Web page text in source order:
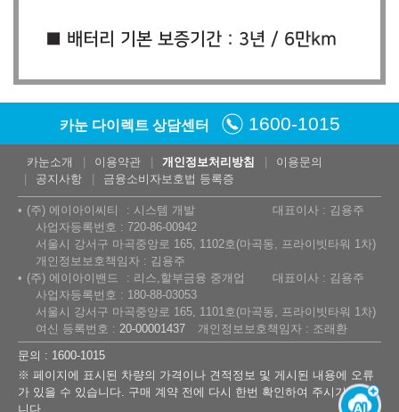
■ 배터리 기본 보증기간 : 3년 / 6만km
카눈 다이렉트 상담센터 1600-1015
카눈소개 이용약관 개인정보처리방침
이용문의
공지사항
금융소비자보호법 등록증
(주) 에이아이씨티 시스템 개발
대표이사 : 김용주
사업자등록번호 : 720-86-00942
서울시 강서구 마곡중앙로 165, 1102호(마곡동, 프라이빗타워 1차)
개인정보보호책임자 : 김용주
(주) 에이아이밴드
리스,할부금융 중개업
대표이사 : 김용주
사업자등록번호 : 180-88-03053
서울시 강서구 마곡중앙로 165, 1101호(마곡동, 프라이빗타워 1차)
여신 등록번호 : 20-00001437
개인정보보호책임자 : 조래환
문의 : 1600-1015
※ 페이지에 표시된 차량의 가격이나 견적정보 및 게시된 내용에 오류
가 있을 수 있습니다. 구매 계약 전에 다시 한번 확인하여 주시기 바랍
니다.